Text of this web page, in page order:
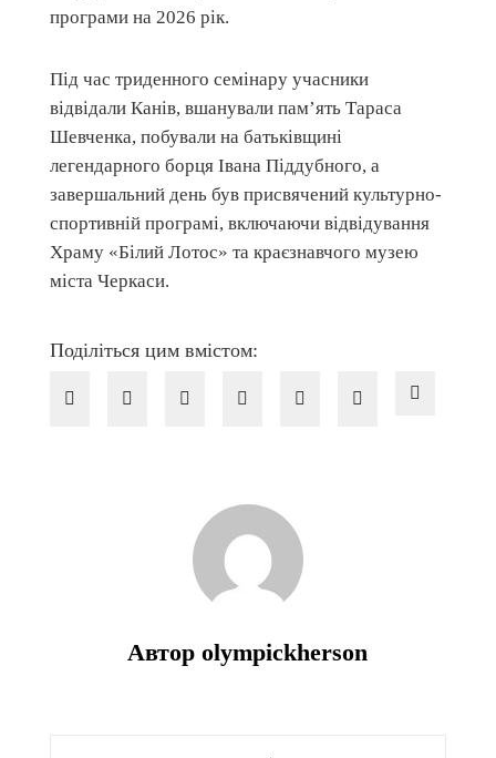
програми на 2026 рік.
Під час триденного семінару учасники
відвідали Канів, вшанували пам’ять Тараса
Шевченка, побували на батьківщині
легендарного борця Івана Піддубного, а
завершальний день був присвячений культурно-
спортивній програмі, включаючи відвідування
Храму «Білий Лотос» та краєзнавчого музею
міста Черкаси.
Поділіться цим вмістом:
Автор olympickherson